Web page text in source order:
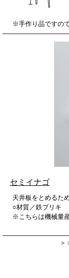
※手作り品ですの
セミイナゴ
天井板をとめるた
○材質／鉄ブリキ
※こちらは機械量
＞